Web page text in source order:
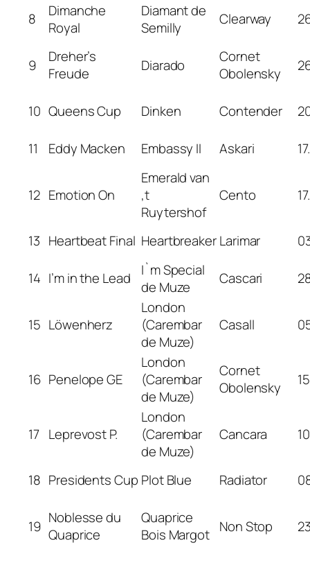
8
Dimanche
Royal
Diamant de
Semilly
Clearway
9
Dreher’s
Freude
Diarado
Cornet
Obolensky
10 Queens Cup Dinken Contender
11 Eddy Macken Embassy II Askari
12 Emotion On
Emerald van
‚t
Ruytershof
Cento
13 Heartbeat Final HeartbreakerLarimar
14 I’m in the Lead
I`m Special
de Muze
Cascari
15 Löwenherz
London
(Carembar
de Muze)
Casall
16 Penelope GE
London
(Carembar
de Muze)
Cornet
Obolensky
17 Leprevost P.
London
(Carembar
de Muze)
Cancara
18 Presidents Cup Plot Blue Radiator
19 Noblesse du
Quaprice
Quaprice
Bois Margot Non Stop